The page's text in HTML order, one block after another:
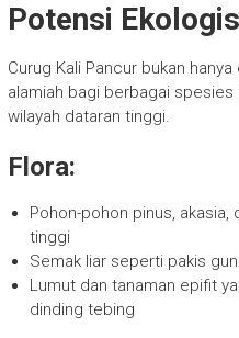
Potensi Ekologis
Curug Kali Pancur bukan
alamiah bagi berbagai
wilayah dataran tinggi.
Flora:
Pohon-pohon pinus, akasia,
tinggi
Semak liar seperti pakis
Lumut dan tanaman epifit
dinding tebing